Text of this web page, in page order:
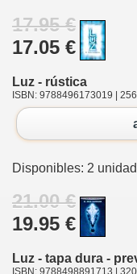
17.95 €
17.05 €
Luz - rústica
ISBN: 9788496173019 |
Disponibles: 2
21.00 €
19.95 €
Luz - tapa dura -
ISBN: 9788498891713 |